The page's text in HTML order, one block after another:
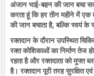
अंजान भाई-बहन की जान बचा
करता हूं कि हर तीन महीने में
की जान बचाता है, बल्कि स्वयं के
रक्तदान के दौरान उपस्थित
रक्त कोशिकाओं का निर्माण तेज
रहता है और रक्तदाता को मुफ्त
है। रक्तदान पूरी तरह सुरक्षित